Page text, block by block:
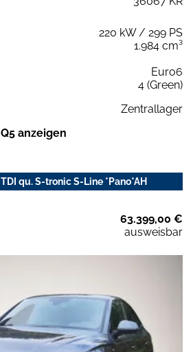
220 kW / 299 PS
1.984 cm³
Euro6
4 (Green)
Zentrallager
anzeigen
qu. S-tronic S-Line *Pano*AH
63.399,00 €
ausweisbar